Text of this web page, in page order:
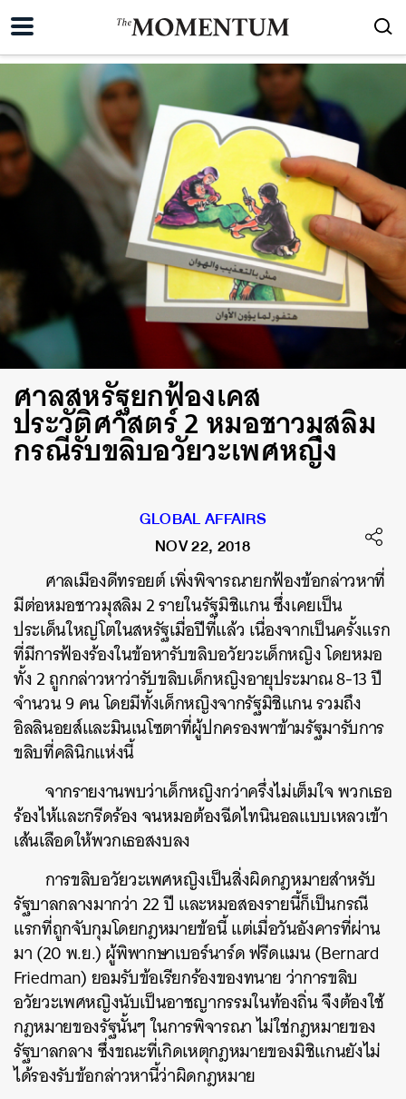
ศาลสหรัฐยกฟ้องเคส
ประวัติศาสตร์ 2 หมอชาวมุสลิม
กรณีรับขลิบอวัยวะเพศหญิง
GLOBAL AFFAIRS
NOV 22, 2018
ศาลเมืองดีทรอยต์ เพิ่งพิจารณายกฟ้องข้อกล่าวหาที่
มีต่อหมอชาวมุสลิม 2 รายในรัฐมิชิแกน ซึ่งเคยเป็น
ประเด็นใหญ่โตในสหรัฐเมื่อปีที่แล้ว เนื่องจากเป็นครั้งแรก
ที่มีการฟ้องร้องในข้อหารับขลิบอวัยวะเด็กหญิง โดยหมอ
ทั้ง 2 ถูกกล่าวหาว่ารับขลิบเด็กหญิงอายุประมาณ 8-13 ปี
จำนวน 9 คน โดยมีทั้งเด็กหญิงจากรัฐมิชิแกน รวมถึง
อิลลินอยส์และมินเนโซตาที่ผู้ปกครองพาข้ามรัฐมารับการ
ขลิบที่คลินิกแห่งนี้
จากรายงานพบว่าเด็กหญิงกว่าครึ่งไม่เต็มใจ พวกเธอ
ร้องไห้และกรีดร้อง จนหมอต้องฉีดไทนินอลแบบเหลวเข้า
เส้นเลือดให้พวกเธอสงบลง
การขลิบอวัยวะเพศหญิงเป็นสิ่งผิดกฎหมายสำหรับ
รัฐบาลกลางมากว่า 22 ปี และหมอสองรายนี้ก็เป็นกรณี
แรกที่ถูกจับกุมโดยกฎหมายข้อนี้ แต่เมื่อวันอังคารที่ผ่าน
มา (20 พ.ย.) ผู้พิพากษาเบอร์นาร์ด ฟรีดแมน (Bernard
Friedman) ยอมรับข้อเรียกร้องของทนาย ว่าการขลิบ
อวัยวะเพศหญิงนับเป็นอาชญากรรมในท้องถิ่น จึงต้องใช้
กฎหมายของรัฐนั้นๆ ในการพิจารณา ไม่ใช่กฎหมายของ
รัฐบาลกลาง ซึ่งขณะที่เกิดเหตุกฎหมายของมิชิแกนยังไม่
ได้รองรับข้อกล่าวหานี้ว่าผิดกฎหมาย